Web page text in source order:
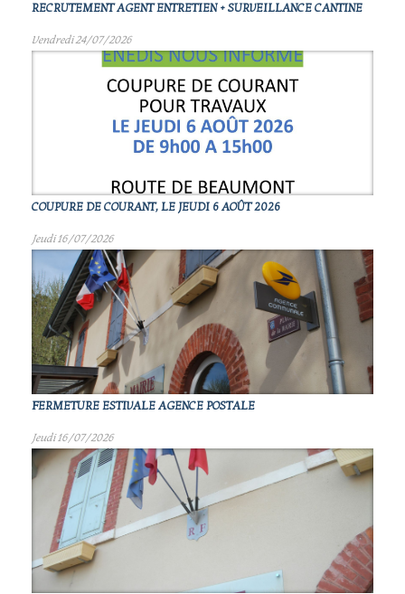
RECRUTEMENT AGENT ENTRETIEN + SURVEILLANCE CANTINE
Vendredi 24/07/2026
COUPURE DE COURANT, LE JEUDI 6 AOÛT 2026
Jeudi 16/07/2026
FERMETURE ESTIVALE AGENCE POSTALE
Jeudi 16/07/2026